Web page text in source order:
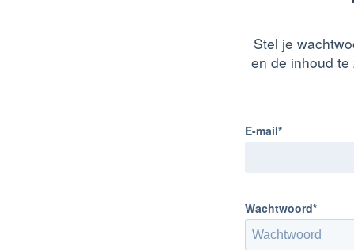
Stel je
en de inhoud
E-mail*
Wachtwoord*